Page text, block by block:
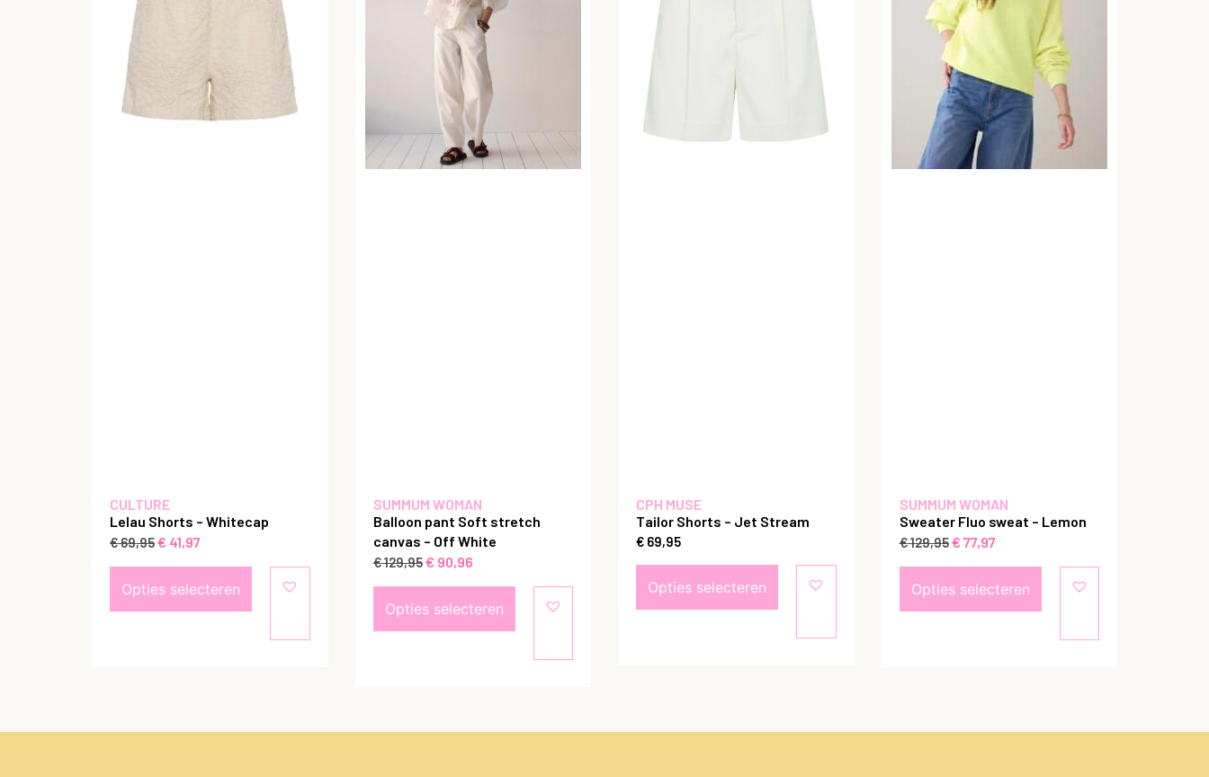
CULTURE
Lelau Shorts – Whitecap
€69,95€ 41,97
Opties selecteren
SUMMUM WOMAN
Balloon pant Soft stretch
canvas – Off White
€129,95€ 90,96
Opties selecteren
CPH MUSE
Tailor Shorts – Jet Stream
€ 69,95
Opties selecteren
SUMMUM WOMAN
Sweater Fluo sweat – Lemon
€129,95€ 77,97
Opties selecteren